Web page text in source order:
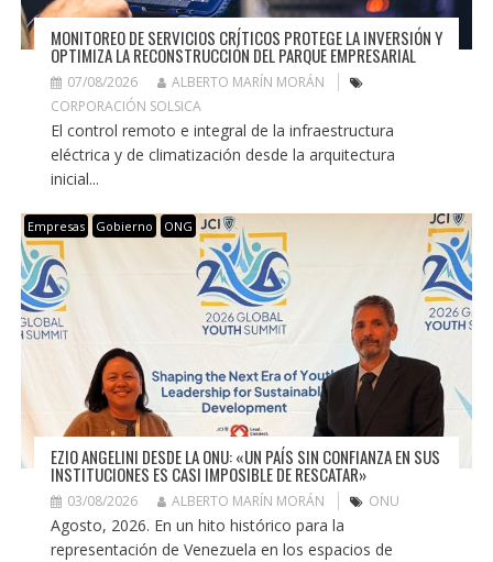
MONITOREO DE SERVICIOS CRÍTICOS PROTEGE LA INVERSIÓN Y
OPTIMIZA LA RECONSTRUCCIÓN DEL PARQUE EMPRESARIAL
07/08/2026
ALBERTO MARÍN MORÁN
CORPORACIÓN SOLSICA
El control remoto e integral de la infraestructura
eléctrica y de climatización desde la arquitectura
inicial...
Empresas Gobierno ONG
EZIO ANGELINI DESDE LA ONU: «UN PAÍS SIN CONFIANZA EN SUS
INSTITUCIONES ES CASI IMPOSIBLE DE RESCATAR»
03/08/2026 ALBERTO MARÍN MORÁN ONU
Agosto, 2026. En un hito histórico para la
representación de Venezuela en los espacios de